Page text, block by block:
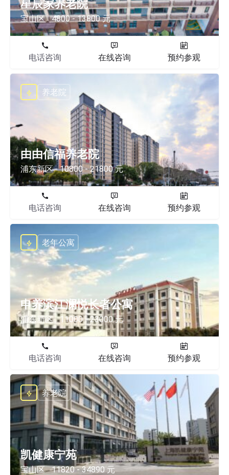
星辰家养老院
宝山区 4800 - 13800 元
电话咨询 在线咨询 预约参观
由由信福养老院
浦东新区 10800 - 21800 元
养老院
电话咨询 在线咨询 预约参观
申养滨江澜悦长者公寓
浦东新区 11000 - 23000 元
老年公寓
电话咨询 在线咨询 预约参观
凯健康宁苑
宝山区 11820 - 34890 元
养老院